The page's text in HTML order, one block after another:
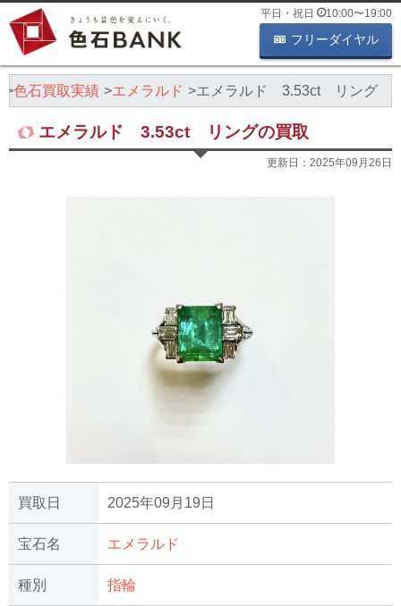
平日・祝日 10:00〜19:00
フリーダイヤル
色石買取実績 エメラルド エメラルド 3.53ct リング
エメラルド 3.53ct リングの買取
更新日： 2025年09月26日
買取日 2025年09月19日
宝石名 エメラルド
種別 指輪